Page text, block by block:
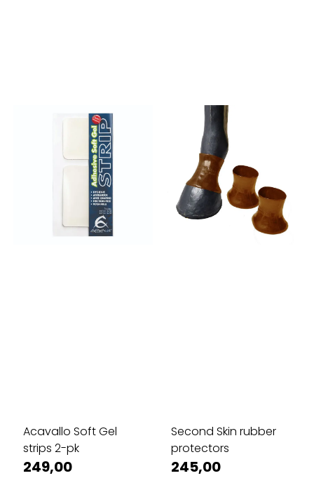
Acavallo Soft Gel
strips 2-pk
249,00
Second Skin rubber
protectors
245,00